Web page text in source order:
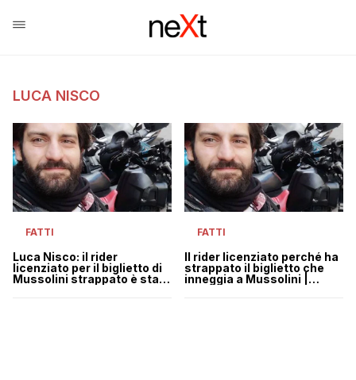
LUCA NISCO
FATTI
Luca Nisco: il rider
licenziato per il biglietto di
Mussolini strappato è stato
FATTI
Il rider licenziato perché ha
strappato il biglietto che
inneggia a Mussolini |